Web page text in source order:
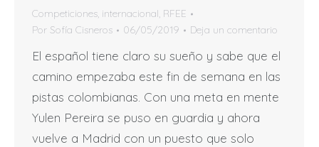
Competiciones, internacional, RFEE
Por Sofía Cisneros 06/05/2019 Deja un comentario
El español tiene claro su sueño y sabe que el
camino empezaba este fin de semana en las
pistas colombianas. Con una meta en mente
Yulen Pereira se puso en guardia y ahora
vuelve a Madrid con un puesto que solo